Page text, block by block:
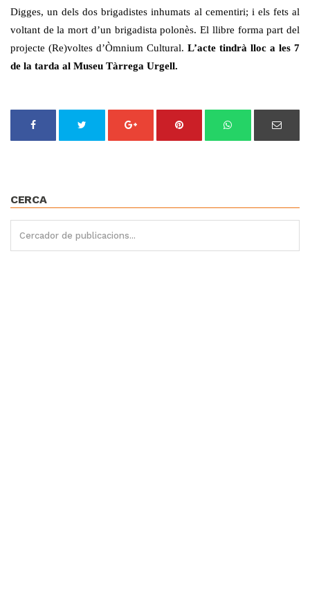
Digges, un dels dos brigadistes inhumats al cementiri; i els fets al
voltant de la mort d’un brigadista polonès. El llibre forma part del
projecte (Re)voltes d’Òmnium Cultural. L’acte tindrà lloc a les 7
de la tarda al Museu Tàrrega Urgell.
CERCA